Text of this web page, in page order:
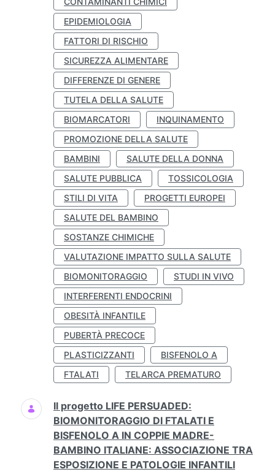
EPIDEMIOLOGIA
FATTORI DI RISCHIO
SICUREZZA ALIMENTARE
DIFFERENZE DI GENERE
TUTELA DELLA SALUTE
BIOMARCATORI
INQUINAMENTO
PROMOZIONE DELLA SALUTE
BAMBINI
SALUTE DELLA DONNA
SALUTE PUBBLICA
TOSSICOLOGIA
STILI DI VITA
PROGETTI EUROPEI
SALUTE DEL BAMBINO
SOSTANZE CHIMICHE
VALUTAZIONE IMPATTO SULLA SALUTE
BIOMONITORAGGIO
STUDI IN VIVO
INTERFERENTI ENDOCRINI
OBESITÀ INFANTILE
PUBERTÀ PRECOCE
PLASTICIZZANTI
BISFENOLO A
FTALATI
TELARCA PREMATURO
Il progetto LIFE PERSUADED:
BIOMONITORAGGIO DI FTALATI E
BISFENOLO A IN COPPIE MADRE-
BAMBINO ITALIANE: ASSOCIAZIONE TRA
ESPOSIZIONE E PATOLOGIE INFANTILI